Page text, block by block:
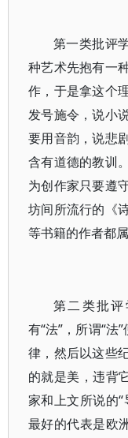
第一类批评
种艺术先抱有一
作，于是拿这个
发号施令，说小
要用音韵，说悲
含有道德的教训
为创作家只要遵
坊间所流行的《
等书籍的作者都属
第二类批评
有“法”，所谓“法
律，然后以这些
的就是美，违背
家和上文所说的
最好的代表是欧